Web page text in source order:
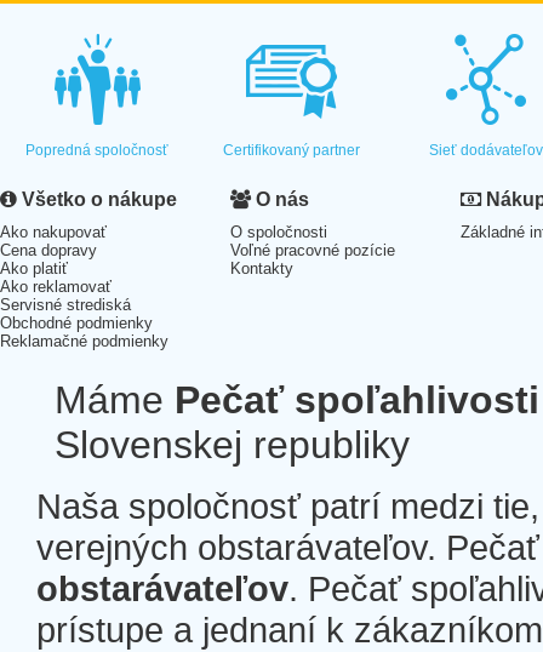
Popredná spoločnosť Certifikovaný partner Sieť dodávateľov
Všetko o nákupe
Ako nakupovať
Cena dopravy
Ako platiť
Ako reklamovať
Servisné strediská
Obchodné podmienky
Reklamačné podmienky
O nás
O spoločnosti
Voľné pracovné pozície
Kontakty
Základné
Máme Pečať spoľahlivosti
Slovenskej republiky
Naša spoločnosť patrí medzi
verejných obstarávateľov.
obstarávateľov. Pečať
prístupe a jednaní k